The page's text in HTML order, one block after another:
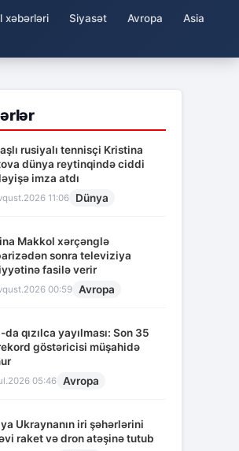
xəbərləri Siyasət Avropa
Asia
rusiyalı tennisçi Kristina
dünya reytinqində ciddi
imza atdı
11:06 Dünya
Makkol xərçənglə
sonra televiziya
fasilə verir
00:59 Avropa
da qızılca yayılması: Son 35
göstəricisi müşahidə
05:46 Avropa
Ukraynanın iri şəhərlərini
raket və dron atəşinə tutub